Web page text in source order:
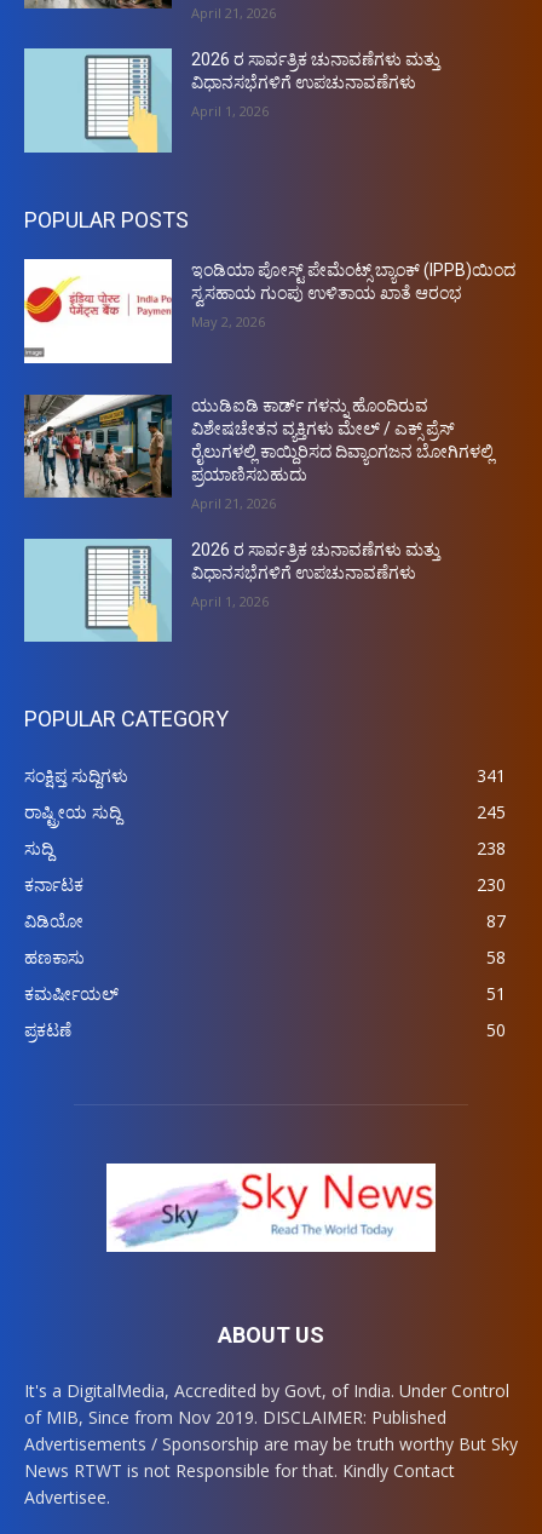
April 21, 2026
2026 ರ ಸಾರ್ವತ್ರಿಕ ಚುನಾವಣೆಗಳು ಮತ್ತು
ವಿಧಾನಸಭೆಗಳಿಗೆ ಉಪಚುನಾವಣೆಗಳು
April 1, 2026
POPULAR POSTS
ಇಂಡಿಯಾ ಪೋಸ್ಟ್ ಪೇಮೆಂಟ್ಸ್ ಬ್ಯಾಂಕ್ (IPPB)ಯಿಂದ
ಸ್ವಸಹಾಯ ಗುಂಪು ಉಳಿತಾಯ ಖಾತೆ ಆರಂಭ
May 2, 2026
ಯುಡಿಐಡಿ ಕಾರ್ಡ್ ಗಳನ್ನು ಹೊಂದಿರುವ
ವಿಶೇಷಚೇತನ ವ್ಯಕ್ತಿಗಳು ಮೇಲ್ / ಎಕ್ಸ್ ಪ್ರೆಸ್
ರೈಲುಗಳಲ್ಲಿ ಕಾಯ್ದಿರಿಸದ ದಿವ್ಯಾಂಗಜನ ಬೋಗಿಗಳಲ್ಲಿ
ಪ್ರಯಾಣಿಸಬಹುದು
April 21, 2026
2026 ರ ಸಾರ್ವತ್ರಿಕ ಚುನಾವಣೆಗಳು ಮತ್ತು
ವಿಧಾನಸಭೆಗಳಿಗೆ ಉಪಚುನಾವಣೆಗಳು
April 1, 2026
POPULAR CATEGORY
ಸಂಕ್ಷಿಪ್ತ ಸುದ್ದಿಗಳು
341
ರಾಷ್ಟ್ರೀಯ ಸುದ್ದಿ
245
ಸುದ್ದಿ
238
ಕರ್ನಾಟಕ
230
ವಿಡಿಯೋ
87
ಹಣಕಾಸು
58
ಕಮರ್ಷೀಯಲ್
51
ಪ್ರಕಟಣೆ
50
ABOUT US
It's a DigitalMedia, Accredited by Govt, of India. Under Control
of MIB, Since from Nov 2019. DISCLAIMER: Published
Advertisements / Sponsorship are may be truth worthy But Sky
News RTWT is not Responsible for that. Kindly Contact
Advertisee.